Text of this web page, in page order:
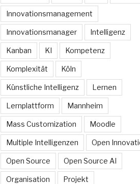
Innovationsmanagement
Innovationsmanager Intelligenz
Kanban KI Kompetenz
Komplexität Köln
Künstliche Intelligenz Lernen
Lernplattform Mannheim
Mass Customization Moodle
Multiple Intelligenzen Open
Open Source Open Source AI
Organisation Projekt